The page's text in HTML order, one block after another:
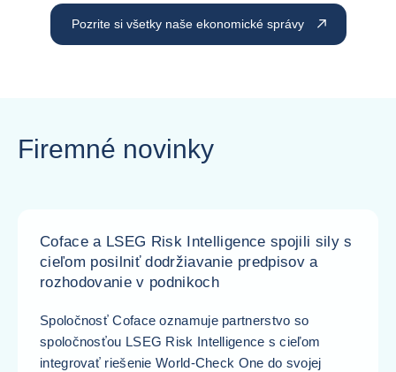
Pozrite si všetky naše ekonomické správy
Firemné novinky
Coface a LSEG Risk Intelligence spojili sily s
cieľom posilniť dodržiavanie predpisov a
rozhodovanie v podnikoch
Spoločnosť Coface oznamuje partnerstvo so
spoločnosťou LSEG Risk Intelligence s cieľom
integrovať riešenie World-Check One do svojej